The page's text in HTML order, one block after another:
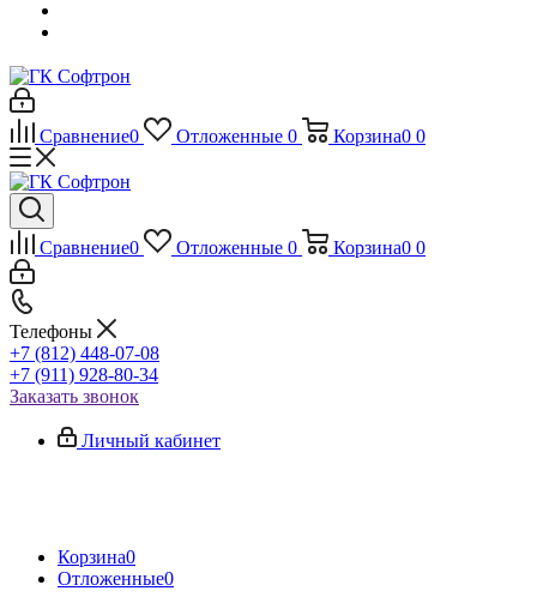
Сравнение0 Отложенные 0 Корзина0 0
Сравнение0 Отложенные 0 Корзина0 0
Телефоны
+7 (812) 448-07-08
+7 (911) 928-80-34
Заказать звонок
Личный кабинет
Корзина0
Отложенные0